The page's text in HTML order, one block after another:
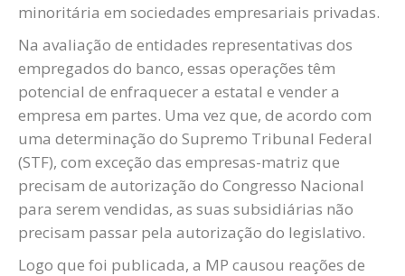
minoritária em sociedades empresariais privadas.
Na avaliação de entidades representativas dos
empregados do banco, essas operações têm
potencial de enfraquecer a estatal e vender a
empresa em partes. Uma vez que, de acordo com
uma determinação do Supremo Tribunal Federal
(STF), com exceção das empresas-matriz que
precisam de autorização do Congresso Nacional
para serem vendidas, as suas subsidiárias não
precisam passar pela autorização do legislativo.
Logo que foi publicada, a MP causou reações de